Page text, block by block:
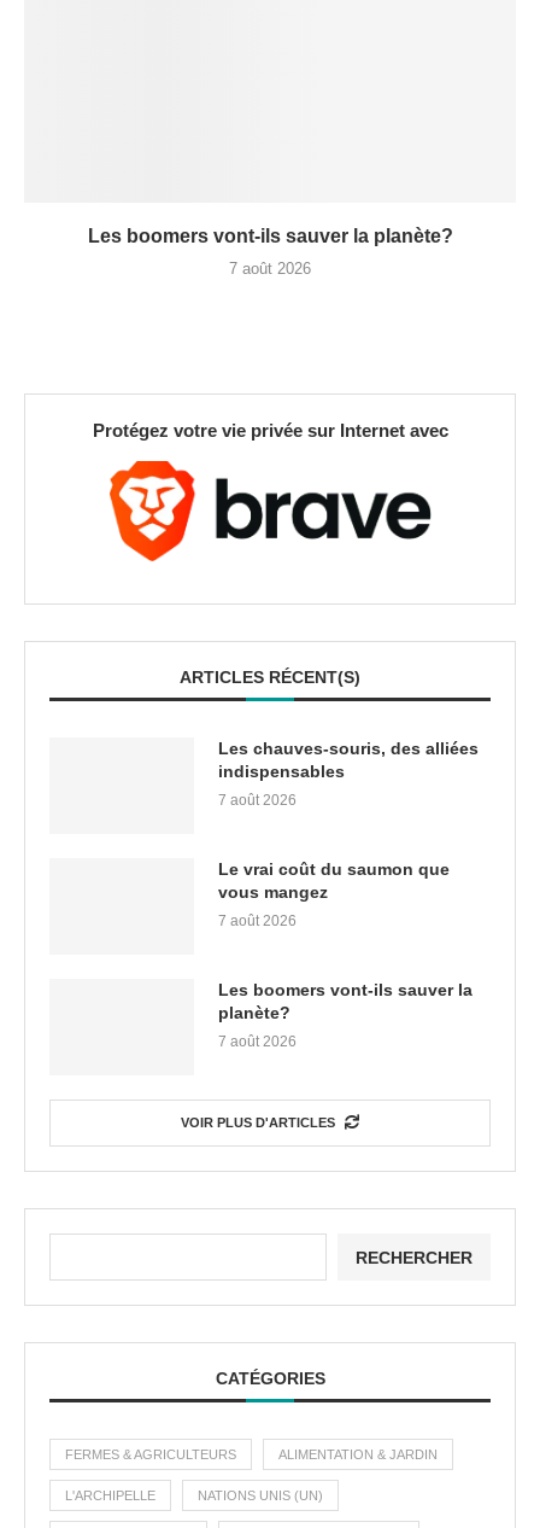
Les boomers vont-ils sauver la planète?
7 août 2026
Protégez votre vie privée sur Internet avec
ARTICLES RÉCENT(S)
Les chauves-souris, des alliées
indispensables
7 août 2026
Le vrai coût du saumon que
vous mangez
7 août 2026
Les boomers vont-ils sauver la
planète?
7 août 2026
VOIR PLUS D'ARTICLES
RECHERCHER
CATÉGORIES
FERMES & AGRICULTEURS ALIMENTATION & JARDIN
L'ARCHIPELLE NATIONS UNIS (UN)